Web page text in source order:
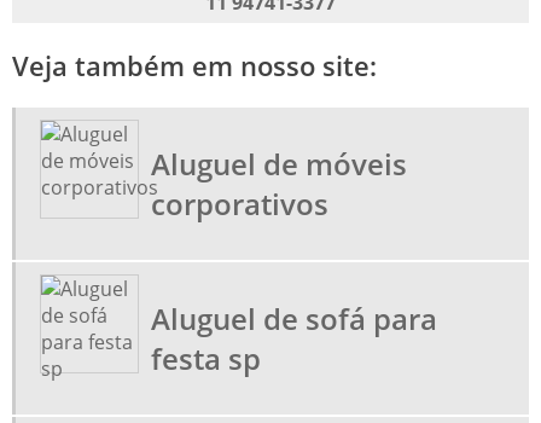
ALUGUEL DE MÓVEIS CORPORATIVOS
ALUGAR MOVEIS PARA EVENTOS
ALUGUEL DE SOFÁ PARA FESTA SP
LOCAÇÃO DE MESAS PARA EVENTOS
MOVEIS PARA STANDS
MOVEIS PARA TREINAMENTO
Veja também em nosso site:
Aluguel de móveis
corporativos
Aluguel de sofá para
festa sp